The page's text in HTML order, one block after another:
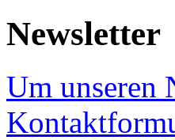
Newsletter
Um unseren